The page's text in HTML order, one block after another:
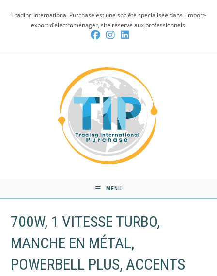
Trading International Purchase est une société spécialisée dans l’import-
export d’électroménager, site réservé aux professionnels.
MENU
700W, 1 VITESSE TURBO,
MANCHE EN MÉTAL,
POWERBELL PLUS, ACCENTS